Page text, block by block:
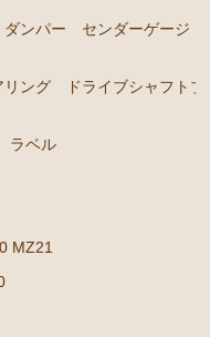
ンアーム アイドラー
）
ルジョイント ブッ
アリング ドライブ
133 135 MS135
ンパー センダーゲージ
ング ドライブシャフトブ
ラベル
MZ21